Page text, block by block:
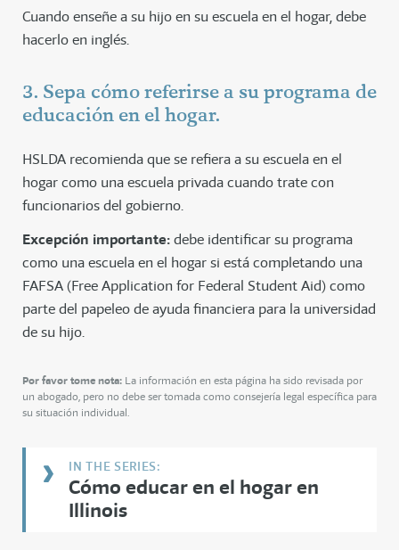
Cuando enseñe a su hijo en su escuela en el hogar, debe
hacerlo en inglés.
3. Sepa cómo referirse a su programa de
educación en el hogar.
HSLDA recomienda que se refiera a su escuela en el
hogar como una escuela privada cuando trate con
funcionarios del gobierno.
Excepción importante:debe identificar su programa
como una escuela en el hogar si está completando una
FAFSA (Free Application for Federal Student Aid) como
parte del papeleo de ayuda financiera para la universidad
de su hijo.
Por favor tome nota: La información en esta página ha sido revisada por
un abogado, pero no debe ser tomada como consejería legal específica para
su situación individual.
Cómo educar en el hogar en
Illinois